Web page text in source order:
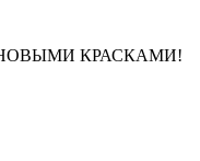
КРАСКАМИ!